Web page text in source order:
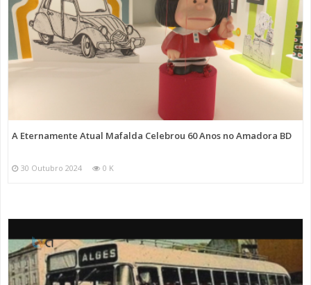
A Eternamente Atual Mafalda Celebrou 60 Anos no Amadora BD
30 Outubro 2024 0 K